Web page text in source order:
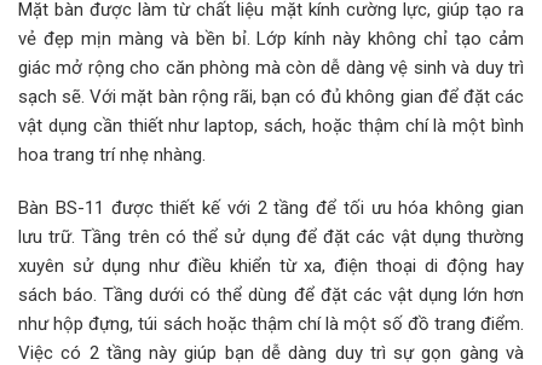
Mặt bàn được làm từ chất liệu mặt kính cường lực, giúp tạo ra
vẻ đẹp mịn màng và bền bỉ. Lớp kính này không chỉ tạo cảm
giác mở rộng cho căn phòng mà còn dễ dàng vệ sinh và duy trì
sạch sẽ. Với mặt bàn rộng rãi, bạn có đủ không gian để đặt các
vật dụng cần thiết như laptop, sách, hoặc thậm chí là một bình
hoa trang trí nhẹ nhàng.
Bàn BS-11 được thiết kế với 2 tầng để tối ưu hóa không gian
lưu trữ. Tầng trên có thể sử dụng để đặt các vật dụng thường
xuyên sử dụng như điều khiển từ xa, điện thoại di động hay
sách báo. Tầng dưới có thể dùng để đặt các vật dụng lớn hơn
như hộp đựng, túi sách hoặc thậm chí là một số đồ trang điểm.
Việc có 2 tầng này giúp bạn dễ dàng duy trì sự gọn gàng và